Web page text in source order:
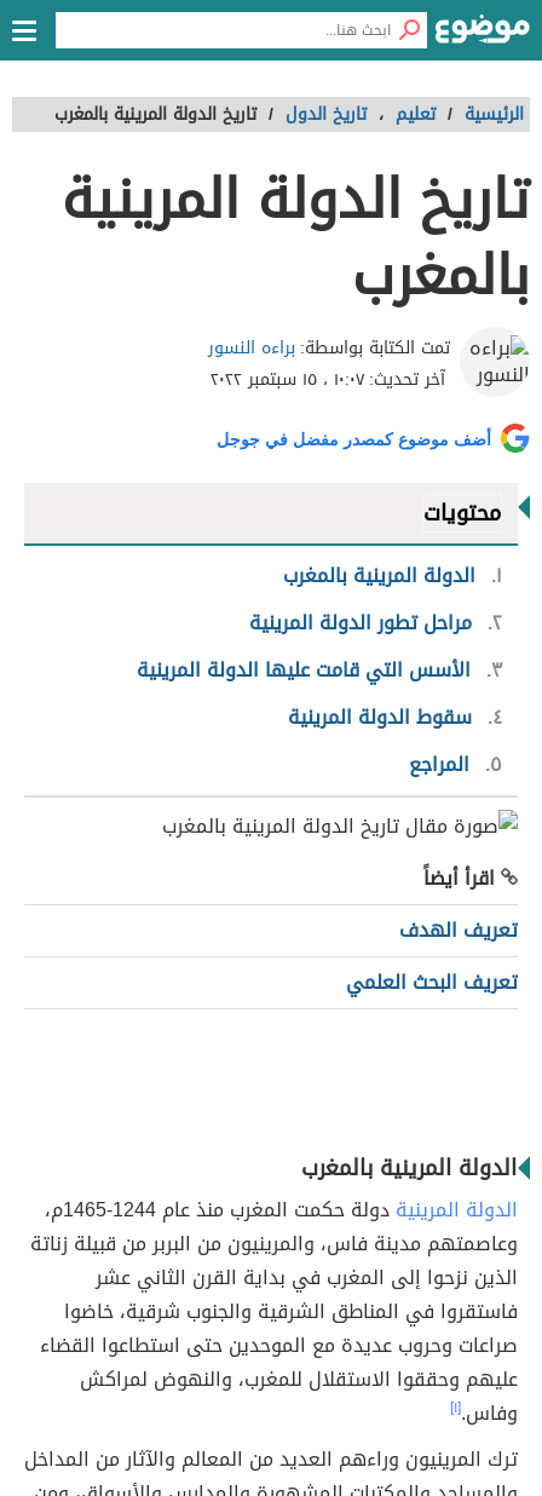
الرئيسية / تعليم ، تاريخ الدول / تاريخ الدولة المرينية بالمغرب
تاريخ الدولة المرينية
بالمغرب
تمت الكتابة بواسطة: براءه النسور
آخر تحديث:١٠:٠٧ ، ١٥ سبتمبر ٢٠٢٢
أضف موضوع كمصدر مفضل في جوجل
محتويات
١
الدولة المرينية بالمغرب
٢ مراحل تطور الدولة المرينية
٣
الأسس التي قامت عليها الدولة المرينية
٤ سقوط الدولة المرينية
٥
المراجع
اقرأ أيضاً
تعريف الهدف
تعريف البحث العلمي
الدولة المرينية بالمغرب
الدولة المرينية
دولة حكمت المغرب منذ عام 1244-1465م،
وعاصمتهم مدينة فاس، والمرينيون من البربر من قبيلة زناتة
الذين نزحوا إلى المغرب في بداية القرن الثاني عشر
فاستقروا في المناطق الشرقية والجنوب شرقية، خاضوا
صراعات وحروب عديدة مع الموحدين حتى استطاعوا القضاء
عليهم وحققوا الاستقلال للمغرب، والنهوض لمراكش
وفاس.[١]
ترك المرينيون وراءهم العديد من المعالم والآثار من المداخل